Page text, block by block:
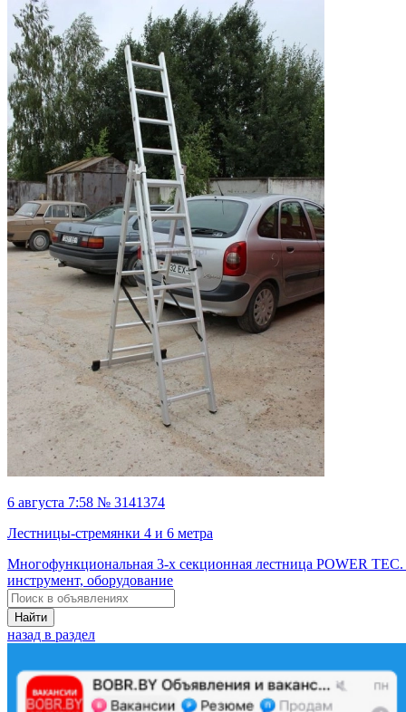
6 августа 7:58 № 3141374
Лестницы-стремянки 4 и 6 метра
Многофункциональная 3-х секционная лестница POWER TEC.
инструмент, оборудование
Найти
назад в раздел